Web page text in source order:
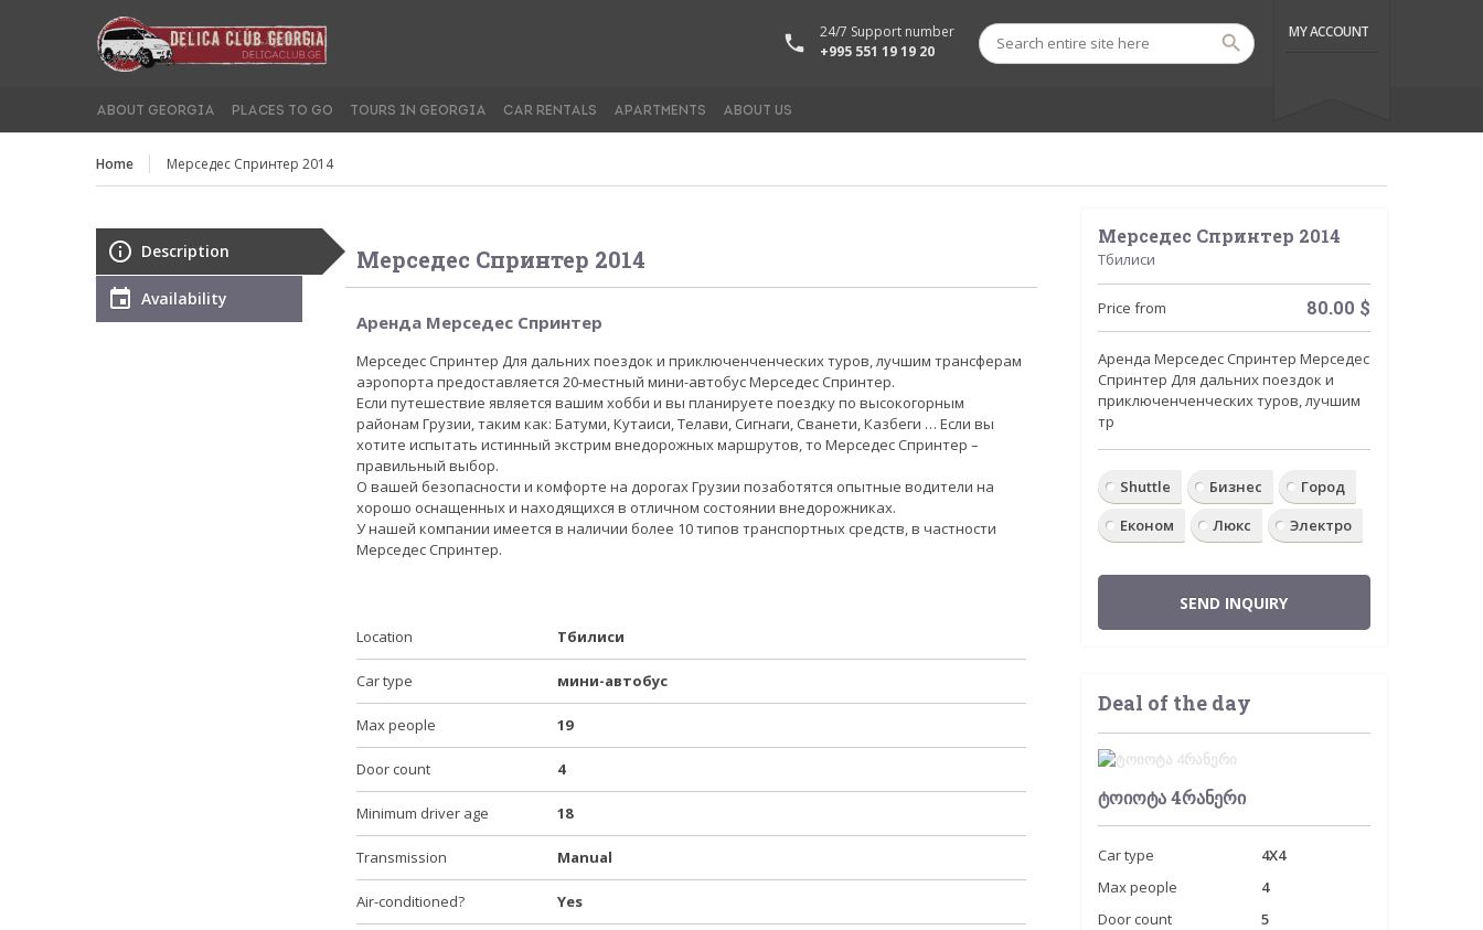
MY ACCOUNT
24/7 Support number
+995 551 19 19 20
ABOUT GEORGIA PLACES TO GO TOURS IN GEORGIA CAR RENTALS APARTMENTS ABOUT US
Home Мерседес Спринтер 2014
Description
Availability
Мерседес Спринтер 2014
Аренда Мерседес Спринтер
Мерседес Спринтер Для дальних поездок и приключенченческих туров, лучшим трансферам
аэропорта предоставляется 20-местный мини-автобус Мерседес Спринтер.
Если путешествие является вашим хобби и вы планируете поездку по высокогорным
районам Грузии, таким как: Батуми, Кутаиси, Телави, Сигнаги, Сванети, Казбеги … Если вы
хотите испытать истинный экстрим внедорожных маршрутов, то Мерседес Спринтер –
правильный выбор.
О вашей безопасности и комфорте на дорогах Грузии позаботятся опытные водители на
хорошо оснащенных и находящихся в отличном состоянии внедорожниках.
У нашей компании имеется в наличии более 10 типов транспортных средств, в частности
Мерседес Спринтер.
Location Тбилиси
Car type мини-автобус
Max people 19
Door count 4
Minimum driver age 18
Transmission Manual
Air-conditioned? Yes
Мерседес Спринтер 2014
Тбилиси
Price from 80.00 $
Аренда Мерседес Спринтер Мерседес
Спринтер Для дальних поездок и
приключенченческих туров, лучшим
тр
Shuttle Бизнес
Город
Економ
Люкс Электро
SEND INQUIRY
Deal of the day
ტოიოტა 4რანერი
Car type
4X4
Max people
4
Door count
5